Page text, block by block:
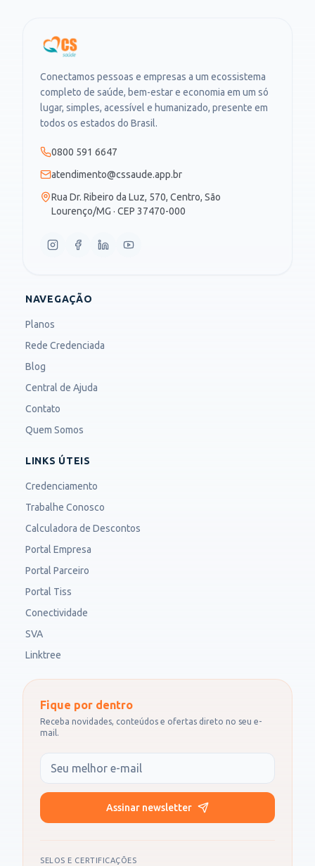
Conectamos pessoas e empresas a um ecossistema
completo de saúde, bem-estar e economia em um só
lugar, simples, acessível e humanizado, presente em
todos os estados do Brasil.
0800 591 6647
atendimento@cssaude.app.br
Rua Dr. Ribeiro da Luz, 570, Centro, São
Lourenço/MG · CEP 37470-000
NAVEGAÇÃO
Planos
Rede Credenciada
Blog
Central de Ajuda
Contato
Quem Somos
LINKS ÚTEIS
Credenciamento
Trabalhe Conosco
Calculadora de Descontos
Portal Empresa
Portal Parceiro
Portal Tiss
Conectividade
SVA
Linktree
Fique por dentro
Receba novidades, conteúdos e ofertas direto no seu e-
mail.
Seu e-mail
Assinar newsletter
SELOS E CERTIFICAÇÕES